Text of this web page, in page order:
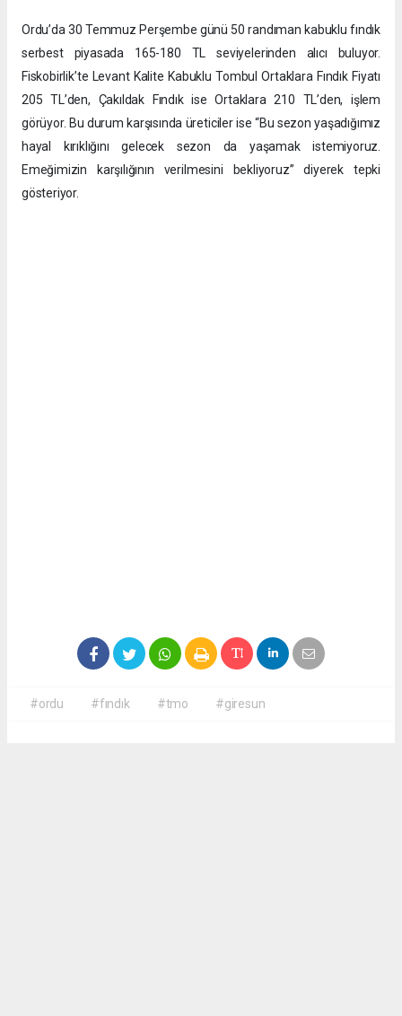
Ordu’da 30 Temmuz Perşembe günü 50 randıman kabuklu fındık
serbest piyasada 165-180 TL seviyelerinden alıcı buluyor.
Fiskobirlik’te Levant Kalite Kabuklu Tombul Ortaklara Fındık Fiyatı
205 TL’den, Çakıldak Fındık ise Ortaklara 210 TL’den, işlem
görüyor. Bu durum karşısında üreticiler ise “Bu sezon yaşadığımız
hayal kırıklığını gelecek sezon da yaşamak istemiyoruz.
Emeğimizin karşılığının verilmesini bekliyoruz” diyerek tepki
gösteriyor.
#ordu #fındık #tmo #giresun